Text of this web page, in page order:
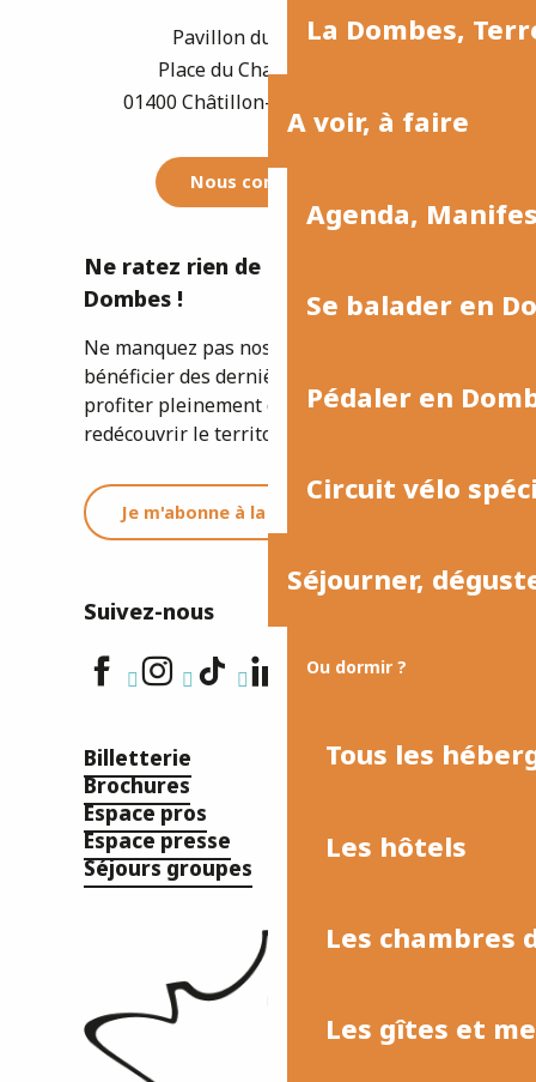
La Dombes,
A voir, à faire
Agenda,
Se balader en
Pédaler en
Circuit vélo
Séjourner,
Ou dormir ?
Tous les
Les hôtels
Les chambres
Les gîtes et
Pavillon du Tourisme
Place du Champ de Foire
01400 Châtillon-sur-Chalaronne
Nous contacter
Ne ratez rien de l'actualité de la
Dombes !
Ne manquez pas nos newsletters pour
bénéficier des dernières informations et
profiter pleinement de votre séjour ou
redécouvrir le territoire.
Je m'abonne à la newsletter
Suivez-nous
Billetterie
Brochures
Espace pros
Espace presse
Séjours groupes